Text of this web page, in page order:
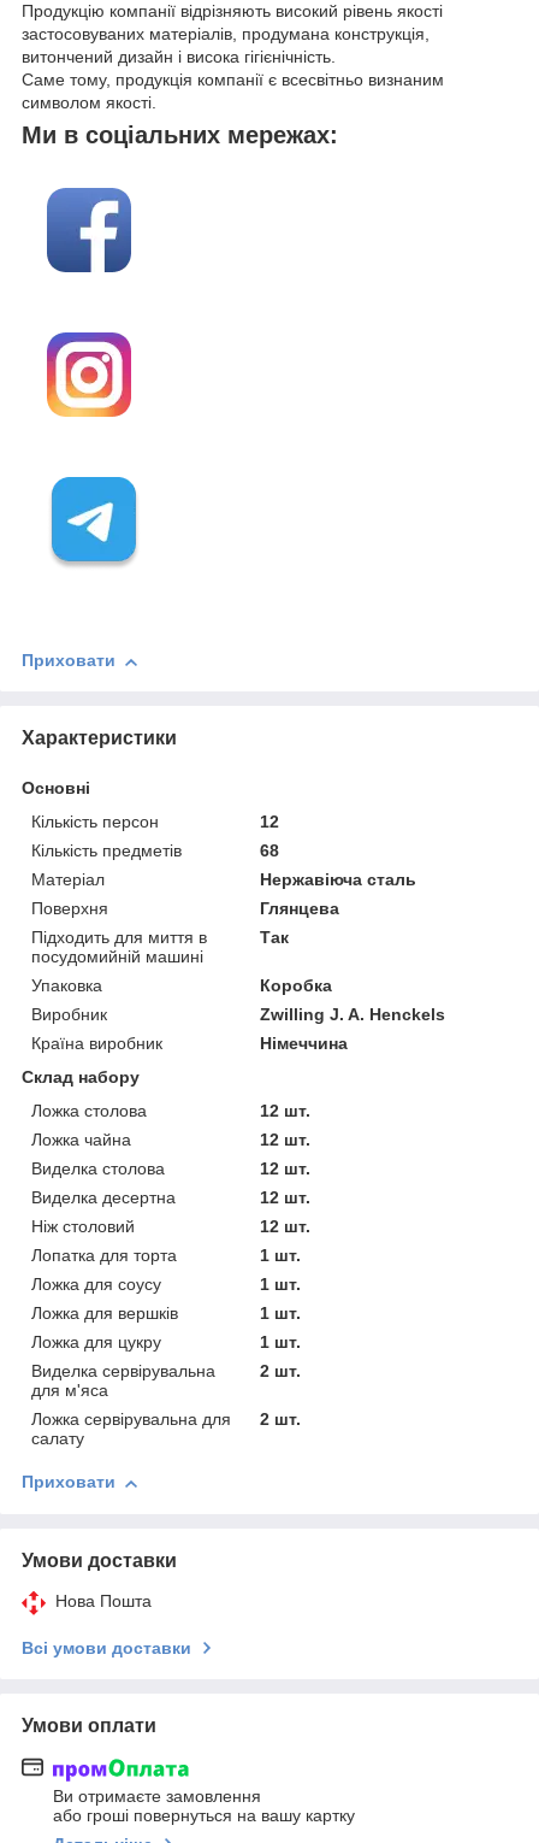
Продукцію компанії відрізняють високий рівень якості
застосовуваних матеріалів, продумана конструкція,
витончений дизайн і висока гігієнічність.
Саме тому, продукція компанії є всесвітньо визнаним
символом якості.
Ми в соціальних мережах:
Приховати
Характеристики
Основні
Кількість персон
12
Кількість предметів
68
Матеріал
Нержавіюча сталь
Поверхня
Глянцева
Підходить для миття в
посудомийній машині
Так
Упаковка
Коробка
Виробник
Zwilling J. A. Henckels
Країна виробник
Німеччина
Склад набору
Ложка столова
12 шт.
Ложка чайна
12 шт.
Виделка столова
12 шт.
Виделка десертна
12 шт.
Ніж столовий
12 шт.
Лопатка для торта
1 шт.
Ложка для соусу
1 шт.
Ложка для вершків
1 шт.
Ложка для цукру
1 шт.
Виделка сервірувальна
для м'яса
2 шт.
Ложка сервірувальна для
салату
2 шт.
Приховати
Умови доставки
Нова Пошта
Всі умови доставки
Умови оплати
Ви отримаєте замовлення
або гроші повернуться на вашу картку